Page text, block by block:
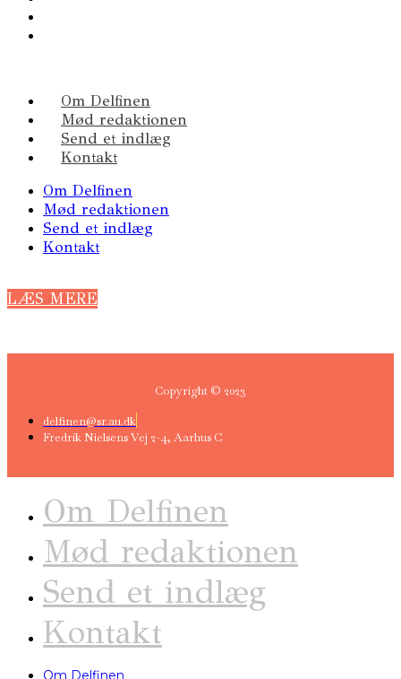
Om Delfinen
Mød redaktionen
Send et indlæg
Kontakt
Om Delfinen
Mød redaktionen
Send et indlæg
Kontakt
LÆS MERE
Copyright © 2023
delfinen@sr.au.dk
Fredrik Nielsens Vej 2-4, Aarhus C
Om Delfinen
Mød redaktionen
Send et indlæg
Kontakt
Om Delfinen